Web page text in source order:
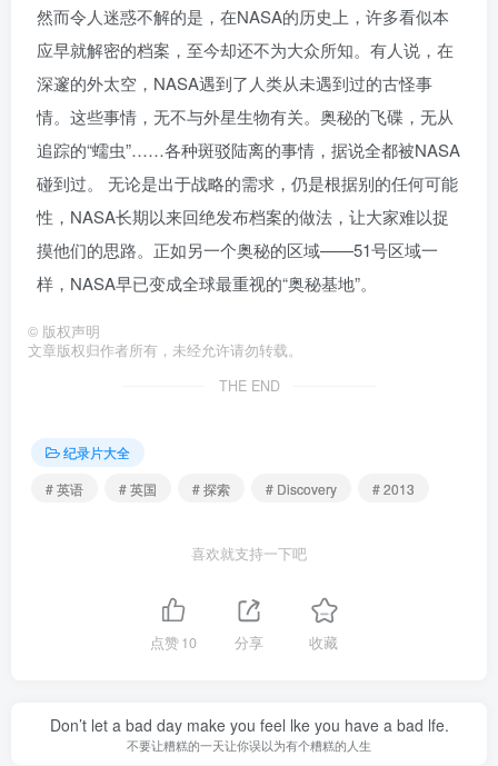
然而令人迷惑不解的是，在NASA的历史上，许多看似本
应早就解密的档案，至今却还不为大众所知。有人说，在
深邃的外太空，NASA遇到了人类从未遇到过的古怪事
情。这些事情，无不与外星生物有关。奥秘的飞碟，无从
追踪的“蠕虫”……各种斑驳陆离的事情，据说全都被NASA
碰到过。 无论是出于战略的需求，仍是根据别的任何可能
性，NASA长期以来回绝发布档案的做法，让大家难以捉
摸他们的思路。正如另一个奥秘的区域——51号区域一
样，NASA早已变成全球最重视的“奥秘基地”。
© 版权声明
文章版权归作者所有，未经允许请勿转载。
THE END
纪录片大全
# 英语
# 英国 # 探索 # Discovery # 2013
喜欢就支持一下吧
点赞10 分享 收藏
Don’t let a bad day make you feel lke you have a bad lfe.
不要让糟糕的一天让你误以为有个糟糕的人生